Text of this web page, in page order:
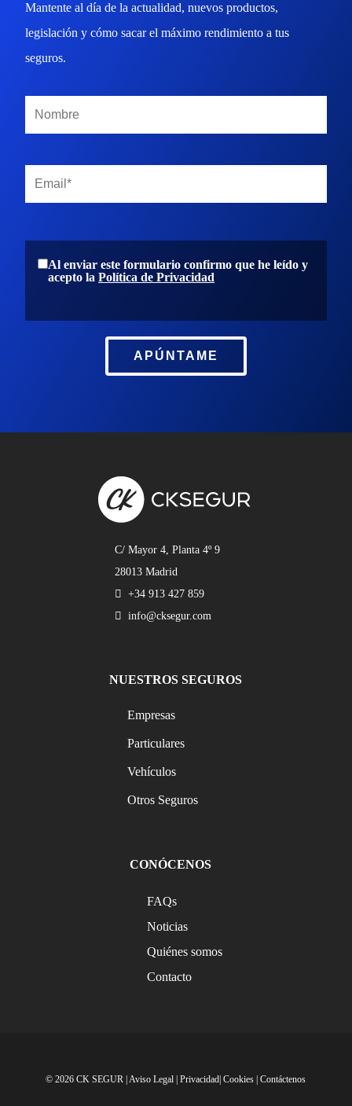
Mantente al día de la actualidad, nuevos productos,
legislación y cómo sacar el máximo rendimiento a tus
seguros.
Al enviar este formulario confirmo que he leído y
acepto laPolítica de Privacidad
APÚNTAME
C/ Mayor 4, Planta 4º 9
28013 Madrid
+34 913 427 859
info@cksegur.com
NUESTROS SEGUROS
Empresas
Particulares
Vehículos
Otros Seguros
CONÓCENOS
FAQs
Noticias
Quiénes somos
Contacto
© 2026 CK SEGUR |Aviso Legal |Privacidad |Cookies |Contáctenos